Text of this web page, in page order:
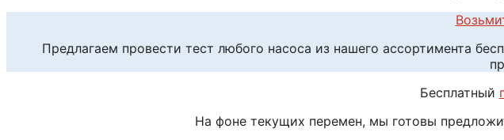
Предлагаем провести тест любого насоса из нашего ассортимента
Бесплатный
На фоне текущих перемен, мы готовы